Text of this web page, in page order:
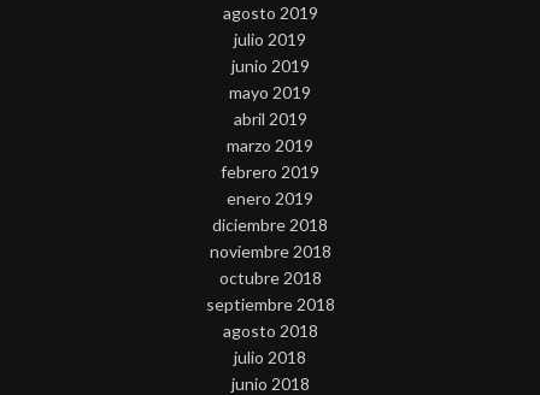
agosto 2019
julio 2019
junio 2019
mayo 2019
abril 2019
marzo 2019
febrero 2019
enero 2019
diciembre 2018
noviembre 2018
octubre 2018
septiembre 2018
agosto 2018
julio 2018
junio 2018